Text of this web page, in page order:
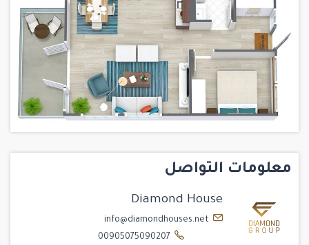
معلومات التواصل
Diamond House
info@diamondhouses.net